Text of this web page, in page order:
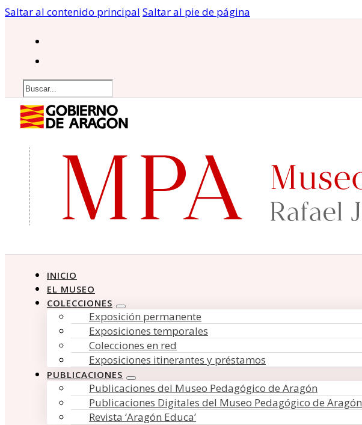
Saltar al contenido principal Saltar al pie de página
Buscar
INICIO
EL MUSEO
COLECCIONES
Exposición permanente
Exposiciones temporales
Colecciones en red
Exposiciones itinerantes y préstamos
PUBLICACIONES
Publicaciones del Museo Pedagógico de Aragón
Publicaciones Digitales del Museo Pedagógico de Aragón
Revista ‘Aragón Educa’